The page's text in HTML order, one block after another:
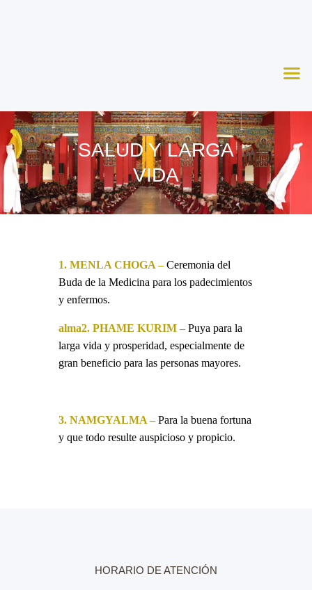
SALUD Y LARGA
VIDA
Agenda
Apoya
Contacto
1. MENLA CHOGA – Ceremonia del
Buda de la Medicina para los padecimientos
y enfermos.
alma2. PHAME KURIM – Puya para la
larga vida y prosperidad, especialmente de
gran beneficio para las personas mayores.
3. NAMGYALMA –Para la buena fortuna
y que todo resulte auspicioso y propicio.
HORARIO DE ATENCIÓN